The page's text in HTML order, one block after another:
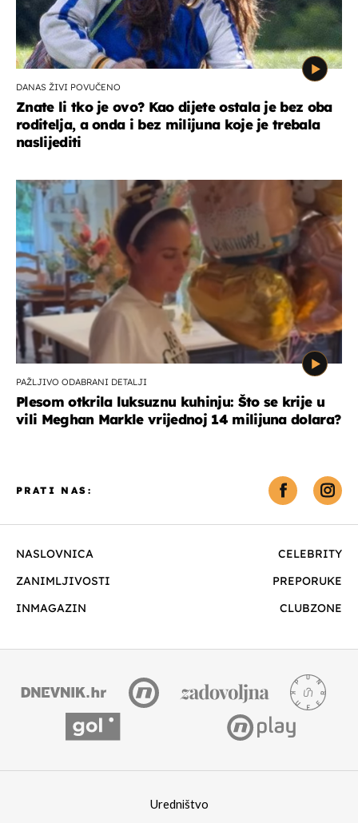
DANAS ŽIVI POVUČENO
Znate li tko je ovo? Kao dijete ostala je bez oba
roditelja, a onda i bez milijuna koje je trebala
naslijediti
PAŽLJIVO ODABRANI DETALJI
Plesom otkrila luksuznu kuhinju: Što se krije u
vili Meghan Markle vrijednoj 14 milijuna dolara?
NASLOVNICA
CELEBRITY
ZANIMLJIVOSTI
PREPORUKE
INMAGAZIN
CLUBZONE
PRATI NAS:
Uredništvo